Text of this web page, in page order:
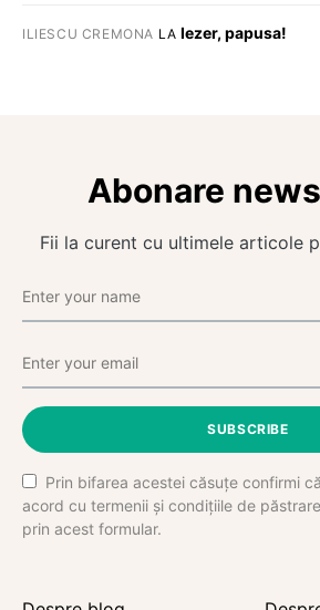
ILIESCU CREMONA LA Iezer, papusa!
Abonare
Fii la curent cu ultimele articole
SUBSCRIBE
Prin bifarea acestei căsuțe confirmi
acord cu termenii și condițiile de
prin acest formular.